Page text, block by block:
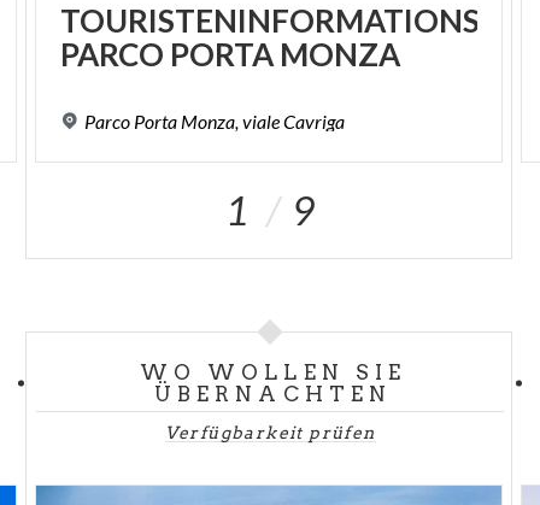
PARCO PORTA MONZA
Parco Porta Monza,vialeCavriga
1 9
WO WOLLEN SIE
ÜBERNACHTEN
Verfügbarkeit prüfen